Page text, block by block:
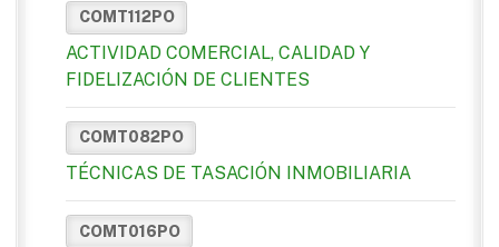
COMT112PO
ACTIVIDAD COMERCIAL, CALIDAD Y
FIDELIZACIÓN DE CLIENTES
COMT082PO
TÉCNICAS DE TASACIÓN INMOBILIARIA
COMT016PO